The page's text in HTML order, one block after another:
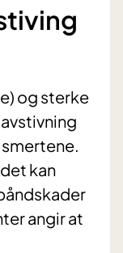
og sterke
kan
angir at